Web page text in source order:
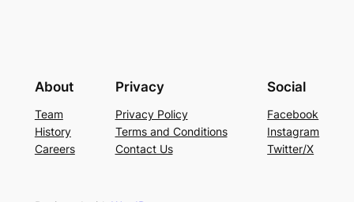
About
Team
History
Careers
Privacy
Privacy Policy
Terms and Conditions
Contact Us
Social
Facebook
Instagram
Twitter/X